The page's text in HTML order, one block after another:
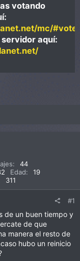
votando
mc/#vote
aquí:
44
Edad
19
311
#1
de un buen tiempo y
de que
manera el resto de
hubo un reinicio